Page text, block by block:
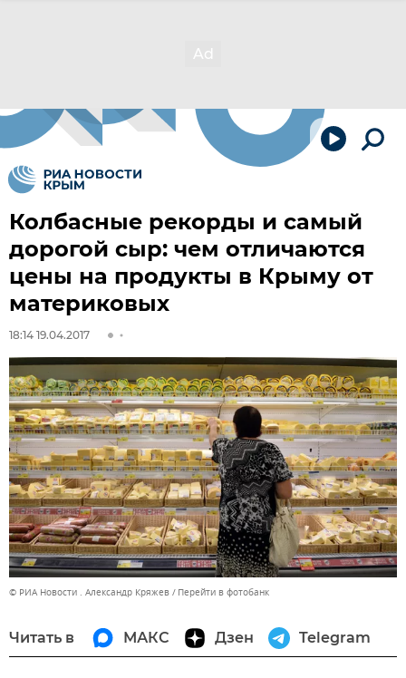
Колбасные рекорды и самый
дорогой сыр: чем отличаются
цены на продукты в Крыму от
материковых
18:14 19.04.2017
© РИА Новости . Александр Кряжев Перейти в фотобанк
Читать в МАКС Дзен Telegram